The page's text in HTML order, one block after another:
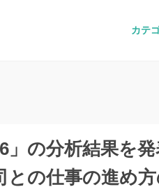
カテ
」の分析結果
との仕事の進め